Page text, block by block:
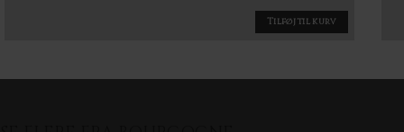
Tilføj til kurv